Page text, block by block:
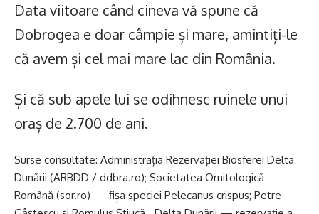
Data viitoare când cineva vă spune că
Dobrogea e doar câmpie și mare, amintiți-le
că avem și cel mai mare lac din România.
Și că sub apele lui se odihnesc ruinele unui
oraș de 2.700 de ani.
Surse consultate: Administrația Rezervației Biosferei Delta
Dunării (ARBDD / ddbra.ro); Societatea Ornitologică
Română (sor.ro) — fișa speciei Pelecanus crispus; Petre